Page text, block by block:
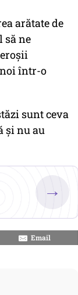
arătate de
să ne
într-o
sunt ceva
și nu au
→
Email